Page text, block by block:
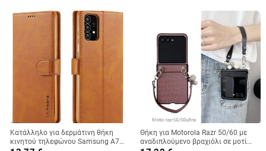
Κατάλληλο για δερμάτινη θήκη
κινητού τηλεφώνου Samsung A73,
Θήκη για Motorola Razr 50/60 με
αναδιπλούμενο βραχιόλι σε μοτίβο